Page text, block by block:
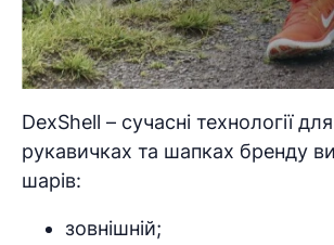
DexShell – сучасні технології
рукавичках та шапках бренду
шарів:
зовнішній;